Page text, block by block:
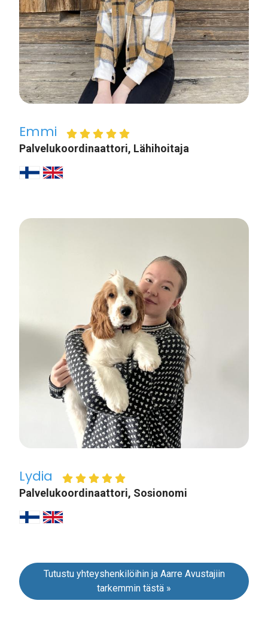
Emmi
Palvelukoordinaattori, Lähihoitaja
Lydia
Palvelukoordinaattori, Sosionomi
Tutustu yhteyshenkilöihin ja Aarre Avustajiin
tarkemmin tästä »